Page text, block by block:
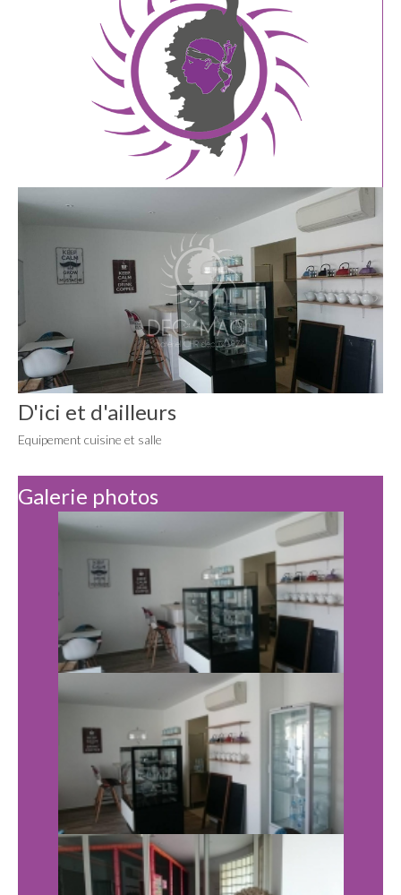
D'ici et d'ailleurs
Equipement cuisine et salle
Galerie photos